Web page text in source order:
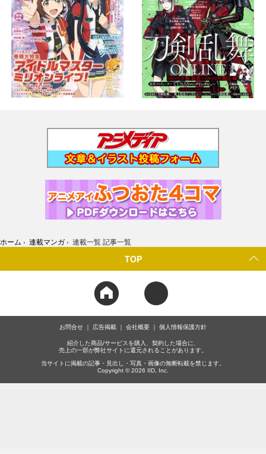
ホーム › 連載マンガ › 連載一覧 記事一覧
TOP
お問合せ 広告掲載 会社概要 個人情報保護方針
紹介した商品/サービスを購入、契約した場合に、
売上の一部が弊社サイトに還元されることがあります。
当サイトに掲載の記事・見出し・写真・画像の無断転載を禁じます。
Copyright © 2026 IID, Inc.